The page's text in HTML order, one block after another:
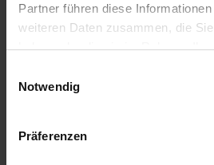
Partner führen diese
weiteren Daten zusammen, die
haben oder die sie im Rahmen
Cookies, wenn Sie unsere
Notwendig
Präferenzen
Beschreibung
Verchromter Kofferhaltersatz für
Classic Koffer und viele gängige...
Downloads